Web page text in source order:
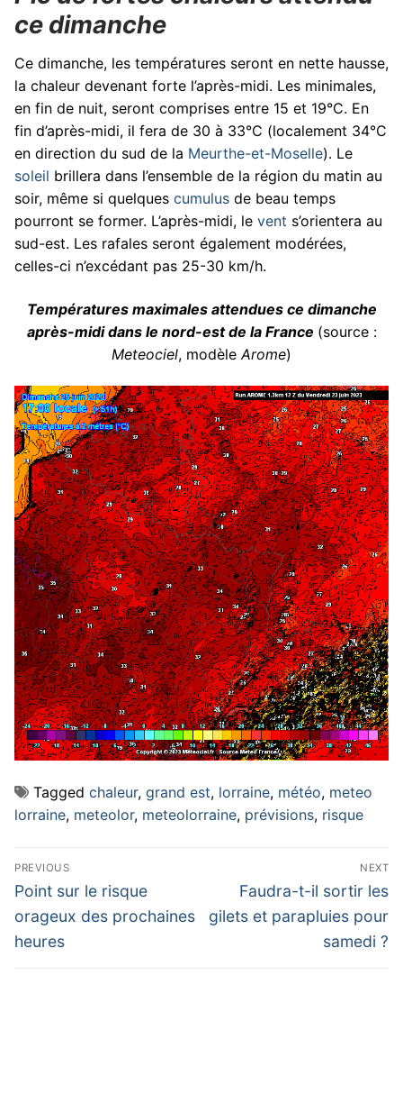
ce dimanche
Ce dimanche, les températures seront en nette hausse,
la chaleur devenant forte l’après-midi. Les minimales,
en fin de nuit, seront comprises entre 15 et 19°C. En
fin d’après-midi, il fera de 30 à 33°C (localement 34°C
en direction du sud de la Meurthe-et-Moselle). Le
soleil brillera dans l’ensemble de la région du matin au
soir, même si quelques cumulus de beau temps
pourront se former. L’après-midi, le vent s’orientera au
sud-est. Les rafales seront également modérées,
celles-ci n’excédant pas 25-30 km/h.
Températures maximales attendues ce dimanche
après-midi dans le nord-est de la France (source :
Meteociel, modèle Arome)
Tagged chaleur, grand est, lorraine, météo, meteo
lorraine, meteolor, meteolorraine, prévisions, risque
Navigation
de
l’article
PREVIOUS
Previous
post:
Point sur le risque
orageux des prochaines
heures
NEXT
Next
post:
Faudra-t-il sortir les
gilets et parapluies pour
samedi ?